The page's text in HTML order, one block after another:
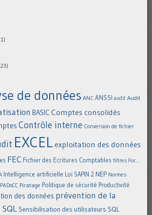
de données ANC ANSSI audit Audit
BASIC Comptes consolidés
Contrôle interne Conversion de fichier
EXCEL exploitation des données
FEC Fichier des Ecritures Comptables filtres For...
Intelligence artificielle Loi SAPIN 2 NEP Normes
PADoCC Piratage Politique de sécurité Productivité
des données prévention de la
Sensibilisation des utilisateurs SQL